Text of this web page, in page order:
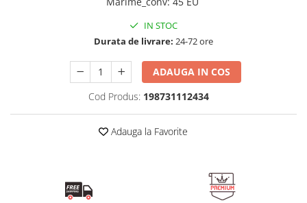
IN STOC
Durata de livrare: 24-72 ore
ADAUGA IN COS
Cod Produs: 198731112434
Adauga la Favorite